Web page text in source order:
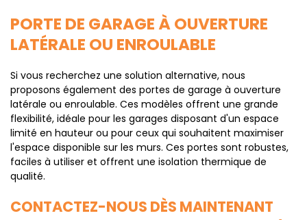
PORTE DE GARAGE À OUVERTURE
LATÉRALE OU ENROULABLE
Si vous recherchez une solution alternative, nous
proposons également des portes de garage à ouverture
latérale ou enroulable. Ces modèles offrent une grande
flexibilité, idéale pour les garages disposant d'un espace
limité en hauteur ou pour ceux qui souhaitent maximiser
l'espace disponible sur les murs. Ces portes sont robustes,
faciles à utiliser et offrent une isolation thermique de
qualité.
CONTACTEZ-NOUS DÈS MAINTENANT